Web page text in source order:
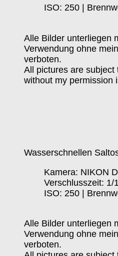
ISO: 250 |
Alle Bilder unterliegen
Verwendung ohne
verboten.
All pictures are
without my permission
Wasserschnellen
Kamera: NIKON
Verschlusszeit: 1/
ISO: 250 |
Alle Bilder unterliegen
Verwendung ohne
verboten.